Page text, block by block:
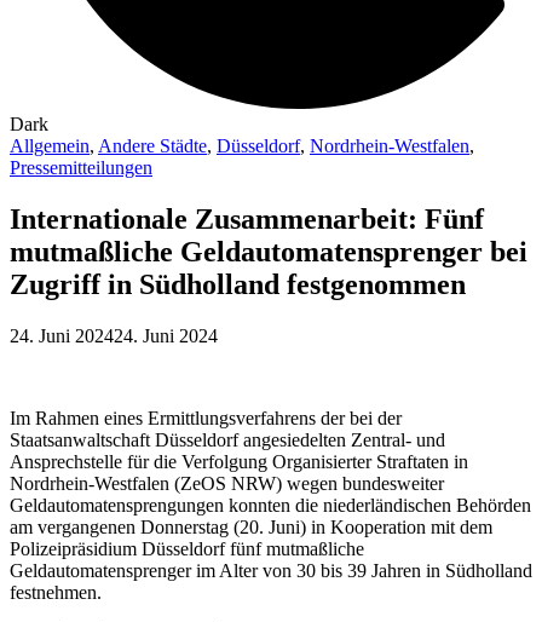
Dark
Allgemein, Andere Städte, Düsseldorf, Nordrhein-Westfalen,
Pressemitteilungen
Internationale Zusammenarbeit: Fünf
mutmaßliche Geldautomatensprenger bei
Zugriff in Südholland festgenommen
24. Juni 202424. Juni 2024
Im Rahmen eines Ermittlungsverfahrens der bei der
Staatsanwaltschaft Düsseldorf angesiedelten Zentral- und
Ansprechstelle für die Verfolgung Organisierter Straftaten in
Nordrhein-Westfalen (ZeOS NRW) wegen bundesweiter
Geldautomatensprengungen konnten die niederländischen Behörden
am vergangenen Donnerstag (20. Juni) in Kooperation mit dem
Polizeipräsidium Düsseldorf fünf mutmaßliche
Geldautomatensprenger im Alter von 30 bis 39 Jahren in Südholland
festnehmen.